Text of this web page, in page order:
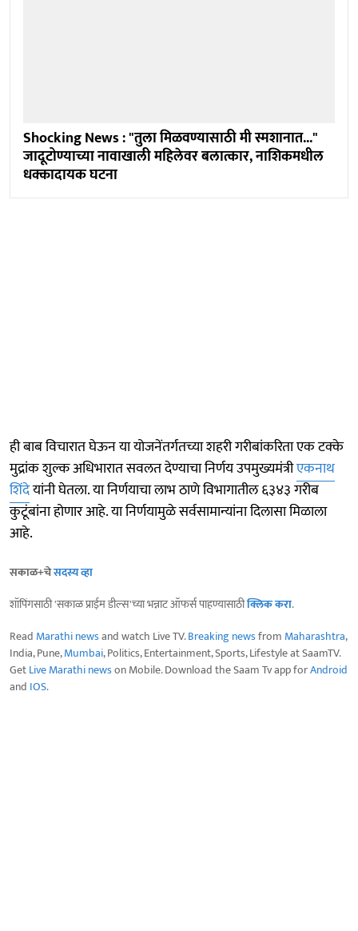
Shocking News : "तुला मिळवण्यासाठी मी स्मशानात..."
जादूटोण्याच्या नावाखाली महिलेवर बलात्कार, नाशिकमधील
धक्कादायक घटना
ही बाब विचारात घेऊन या योजनेंतर्गतच्या शहरी गरीबांकरिता एक टक्के
मुद्रांक शुल्क अधिभारात सवलत देण्याचा निर्णय उपमुख्यमंत्रीएकनाथ
शिंदेयांनी घेतला. या निर्णयाचा लाभ ठाणे विभागातील ६३४३ गरीब
कुटूंबांना होणार आहे. या निर्णयामुळे सर्वसामान्यांना दिलासा मिळाला
आहे.
सकाळ+चेसदस्य व्हा
शॉपिंगसाठी 'सकाळ प्राईम डील्स'च्या भन्नाट ऑफर्स पाहण्यासाठीक्लिक करा.
Read Marathi newsand watch Live TV.Breaking newsfrom Maharashtra,
India, Pune,Mumbai, Politics, Entertainment, Sports, Lifestyle at SaamTV.
GetLive Marathi newson Mobile. Download the Saam Tv app forAndroid
and IOS.